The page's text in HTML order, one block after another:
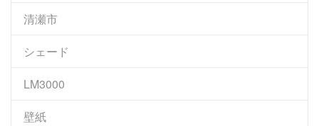
清瀬市
シェード
LM3000
壁紙